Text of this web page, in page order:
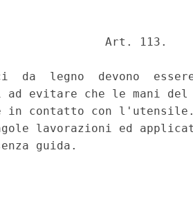
Art. 113.
da  legno  devono
evitare che le mani del
in contatto con l'utensile.
lavorazioni ed